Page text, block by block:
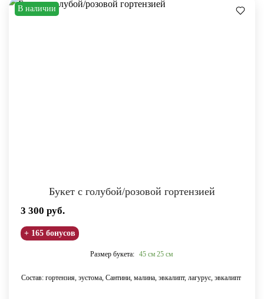
В наличии
Букет с голубой/розовой гортензией
3 300 руб.
+ 165 бонусов
Размер букета: 45 см 25 см
Состав: гортензия, эустома, Сантини, малина, эвкалипт, лагурус, эвкалипт